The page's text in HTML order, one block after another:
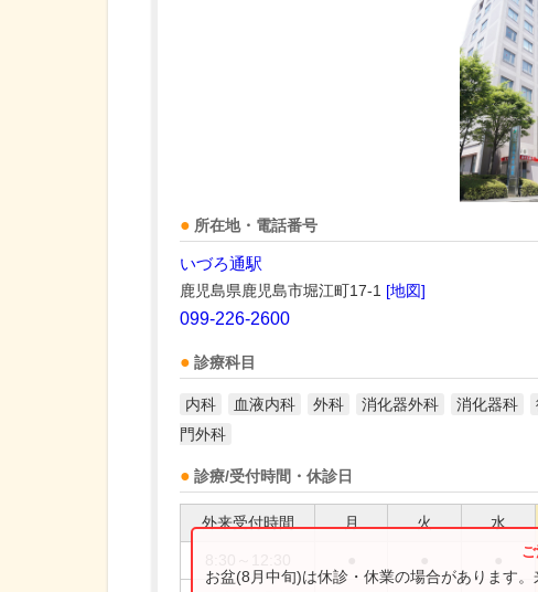
所在地・電話番号
いづろ通駅
鹿児島県鹿児島市堀江町17-1 [地図]
099-226-2600
診療科目
内科 血液内科 外科 消化器外科 消化器科
門外科
診療/受付時間・休診日
外来受付時間 月 火 水
お盆(8月中旬)は休診・休業の場合があります